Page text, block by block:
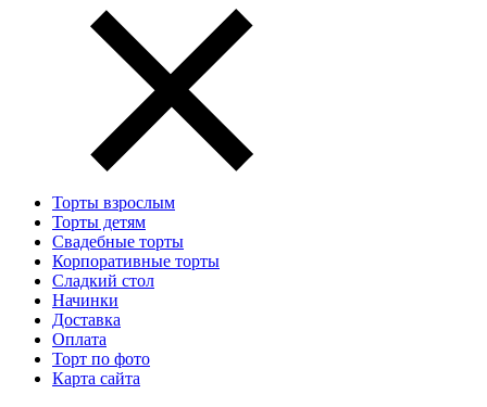
Торты взрослым
Торты детям
Свадебные торты
Корпоративные торты
Сладкий стол
Начинки
Доставка
Оплата
Торт по фото
Карта сайта